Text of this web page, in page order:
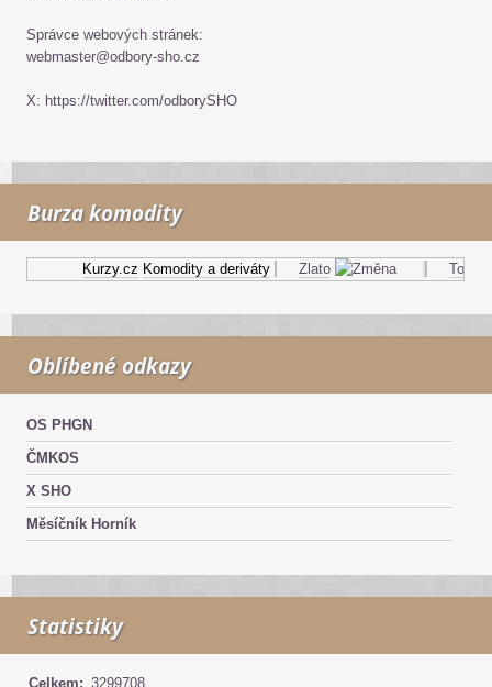
Správce webových stránek:
webmaster@odbory-sho.cz
X: https://twitter.com/odborySHO
Burza komodity
Kurzy.cz Komodity a deriváty Zlato Topný
Oblíbené odkazy
OS PHGN
ČMKOS
X SHO
Měsíčník Horník
Statistiky
Celkem: 3299708